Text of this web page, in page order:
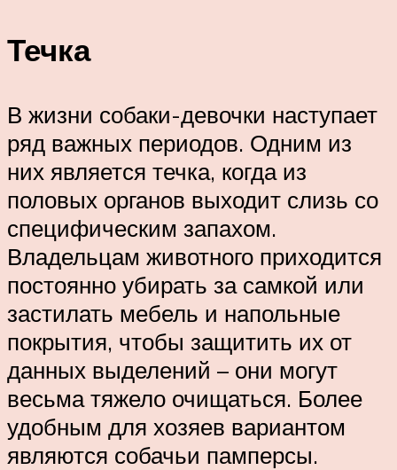
Течка
В жизни собаки-девочки наступает
ряд важных периодов. Одним из
них является течка, когда из
половых органов выходит слизь со
специфическим запахом.
Владельцам животного приходится
постоянно убирать за самкой или
застилать мебель и напольные
покрытия, чтобы защитить их от
данных выделений – они могут
весьма тяжело очищаться. Более
удобным для хозяев вариантом
являются собачьи памперсы.